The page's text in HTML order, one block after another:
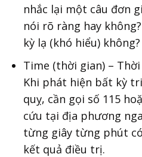
nhắc lại một câu đơn
nói rõ ràng hay
kỳ lạ (khó hiểu) không?
Time (thời gian) –
Khi phát hiện bất kỳ
quỵ, cần gọi số 115
cứu tại địa phương
từng giây từng phút
kết quả điều trị.